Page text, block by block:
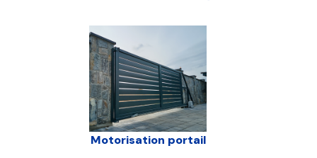
Motorisation portail